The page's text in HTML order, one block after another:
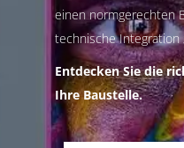
einen normgerechten
technische Integration
Entdecken Sie die
Ihre Baustelle.